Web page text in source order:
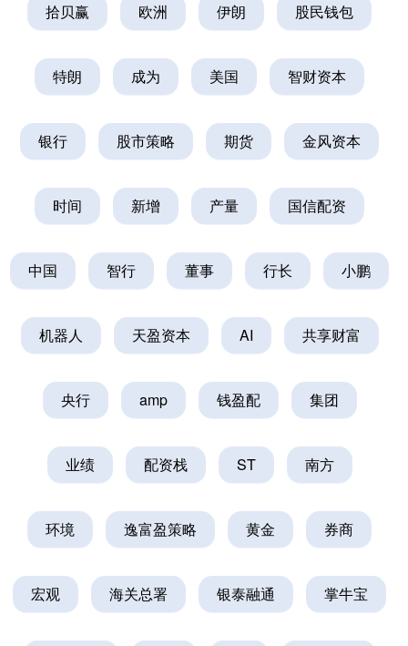
拾贝赢 欧洲 伊朗 股民钱包
特朗 成为 美国 智财资本
银行 股市策略 期货 金风资本
时间 新增 产量 国信配资
中国 智行 董事 行长 小鹏
机器人 天盈资本 AI 共享财富
央行 amp 钱盈配 集团
业绩 配资栈 ST 南方
环境 逸富盈策略 黄金 券商
宏观 海关总署 银泰融通 掌牛宝